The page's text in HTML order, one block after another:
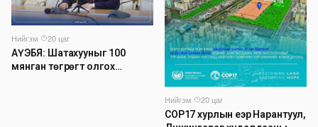
Нийгэм·
20 цаг
АҮЭБЯ: Шатахууныг 100
мянган төгрөгт олгох
Нийгэм·
20 цаг
COP17 хурлын үеэр Нарантуул,